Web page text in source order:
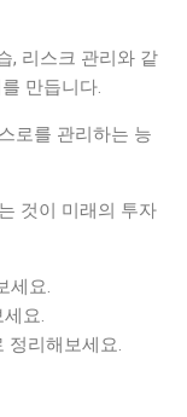
, 리스크 관리와 같
만듭니다.
로를 관리하는 능
것이 미래의 투자
세요.
요.
리해보세요.